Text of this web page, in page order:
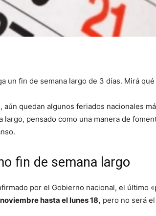
un fin de semana largo de 3 días. Mirá qué
aún quedan algunos feriados nacionales
largo, pensado como una manera de
fin de semana largo
por el Gobierno nacional, el último
hasta el lunes 18, pero no será